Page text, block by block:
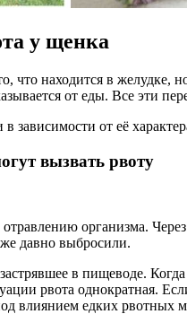
у щенка
что находится в
от еды. Все эти
от её
вызвать рвоту
отравлению организма.
давно выбросили.
в пищеводе.
рвота однократная.
влиянием едких рвотных